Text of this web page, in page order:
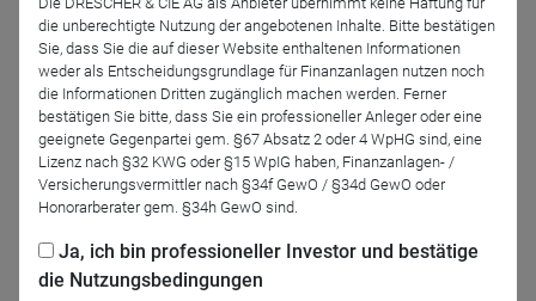
Praemium Capital Praemium Capital
Michael Kugelmann
SQUAD Fonds
die unberechtigte Nutzung der angebotenen Inhalte. Bitte bestätigen
Sie, dass Sie die auf dieser Website enthaltenen Informationen
weder als Entscheidungsgrundlage für Finanzanlagen nutzen noch
die Informationen Dritten zugänglich machen werden. Ferner
bestätigen Sie bitte, dass Sie ein professioneller Anleger oder eine
geeignete Gegenpartei gem. §67 Absatz 2 oder 4 WpHG sind, eine
Lizenz nach §32 KWG oder §15 WpIG haben, Finanzanlagen- /
Versicherungsvermittler nach §34f GewO / §34d GewO oder
Honorarberater gem. §34h GewO sind.
Ja, ich bin professioneller Investor und bestätige
die Nutzungsbedingungen